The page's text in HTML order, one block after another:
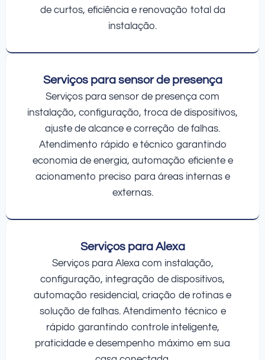
de curtos, eficiência e renovação total da
instalação.
Serviços para sensor de presença
Serviços para sensor de presença com
instalação, configuração, troca de dispositivos,
ajuste de alcance e correção de falhas.
Atendimento rápido e técnico garantindo
economia de energia, automação eficiente e
acionamento preciso para áreas internas e
externas.
Serviços para Alexa
Serviços para Alexa com instalação,
configuração, integração de dispositivos,
automação residencial, criação de rotinas e
solução de falhas. Atendimento técnico e
rápido garantindo controle inteligente,
praticidade e desempenho máximo em sua